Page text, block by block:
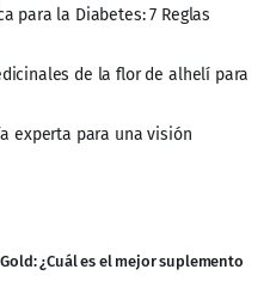
para la Diabetes: 7 Reglas
de la flor de alhelí para
experta para una visión
¿Cuál es el mejor suplemento